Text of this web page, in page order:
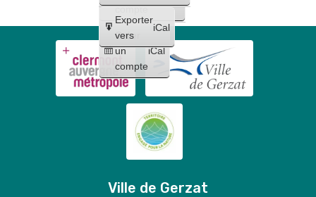
compte
Créer
un
compte
iCal
Exporter
vers
iCal
Ville de Gerzat